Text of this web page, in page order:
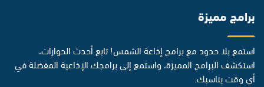
برامج مميزة
استمع بلا حدود مع برامج إذاعة الشمس! تابع أحدث الحوارات،
استكشف البرامج المميزة، واستمع إلى برامجك الإذاعية المفضلة في
أي وقت يناسبك.